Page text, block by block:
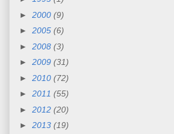
► 2000 (9)
► 2005 (6)
► 2008 (3)
► 2009 (31)
► 2010 (72)
► 2011 (55)
► 2012 (20)
► 2013 (19)